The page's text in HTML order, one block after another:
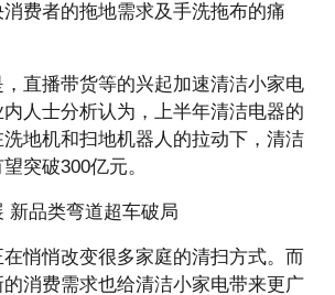
费者的拖地需求及手洗拖布的痛
直播带货等的兴起加速清洁小家电
人士分析认为，上半年清洁电器的
地机和扫地机器人的拉动下，清洁
突破300亿元。
新品类弯道超车破局
悄悄改变很多家庭的清扫方式。而
消费需求也给清洁小家电带来更广